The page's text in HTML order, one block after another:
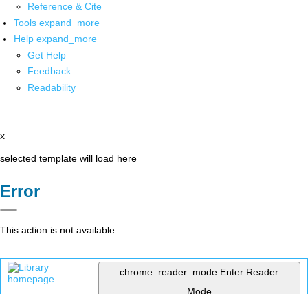
Reference & Cite
Tools expand_more
Help expand_more
Get Help
Feedback
Readability
x
selected template will load here
Error
This action is not available.
chrome_reader_mode Enter Reader
Mode